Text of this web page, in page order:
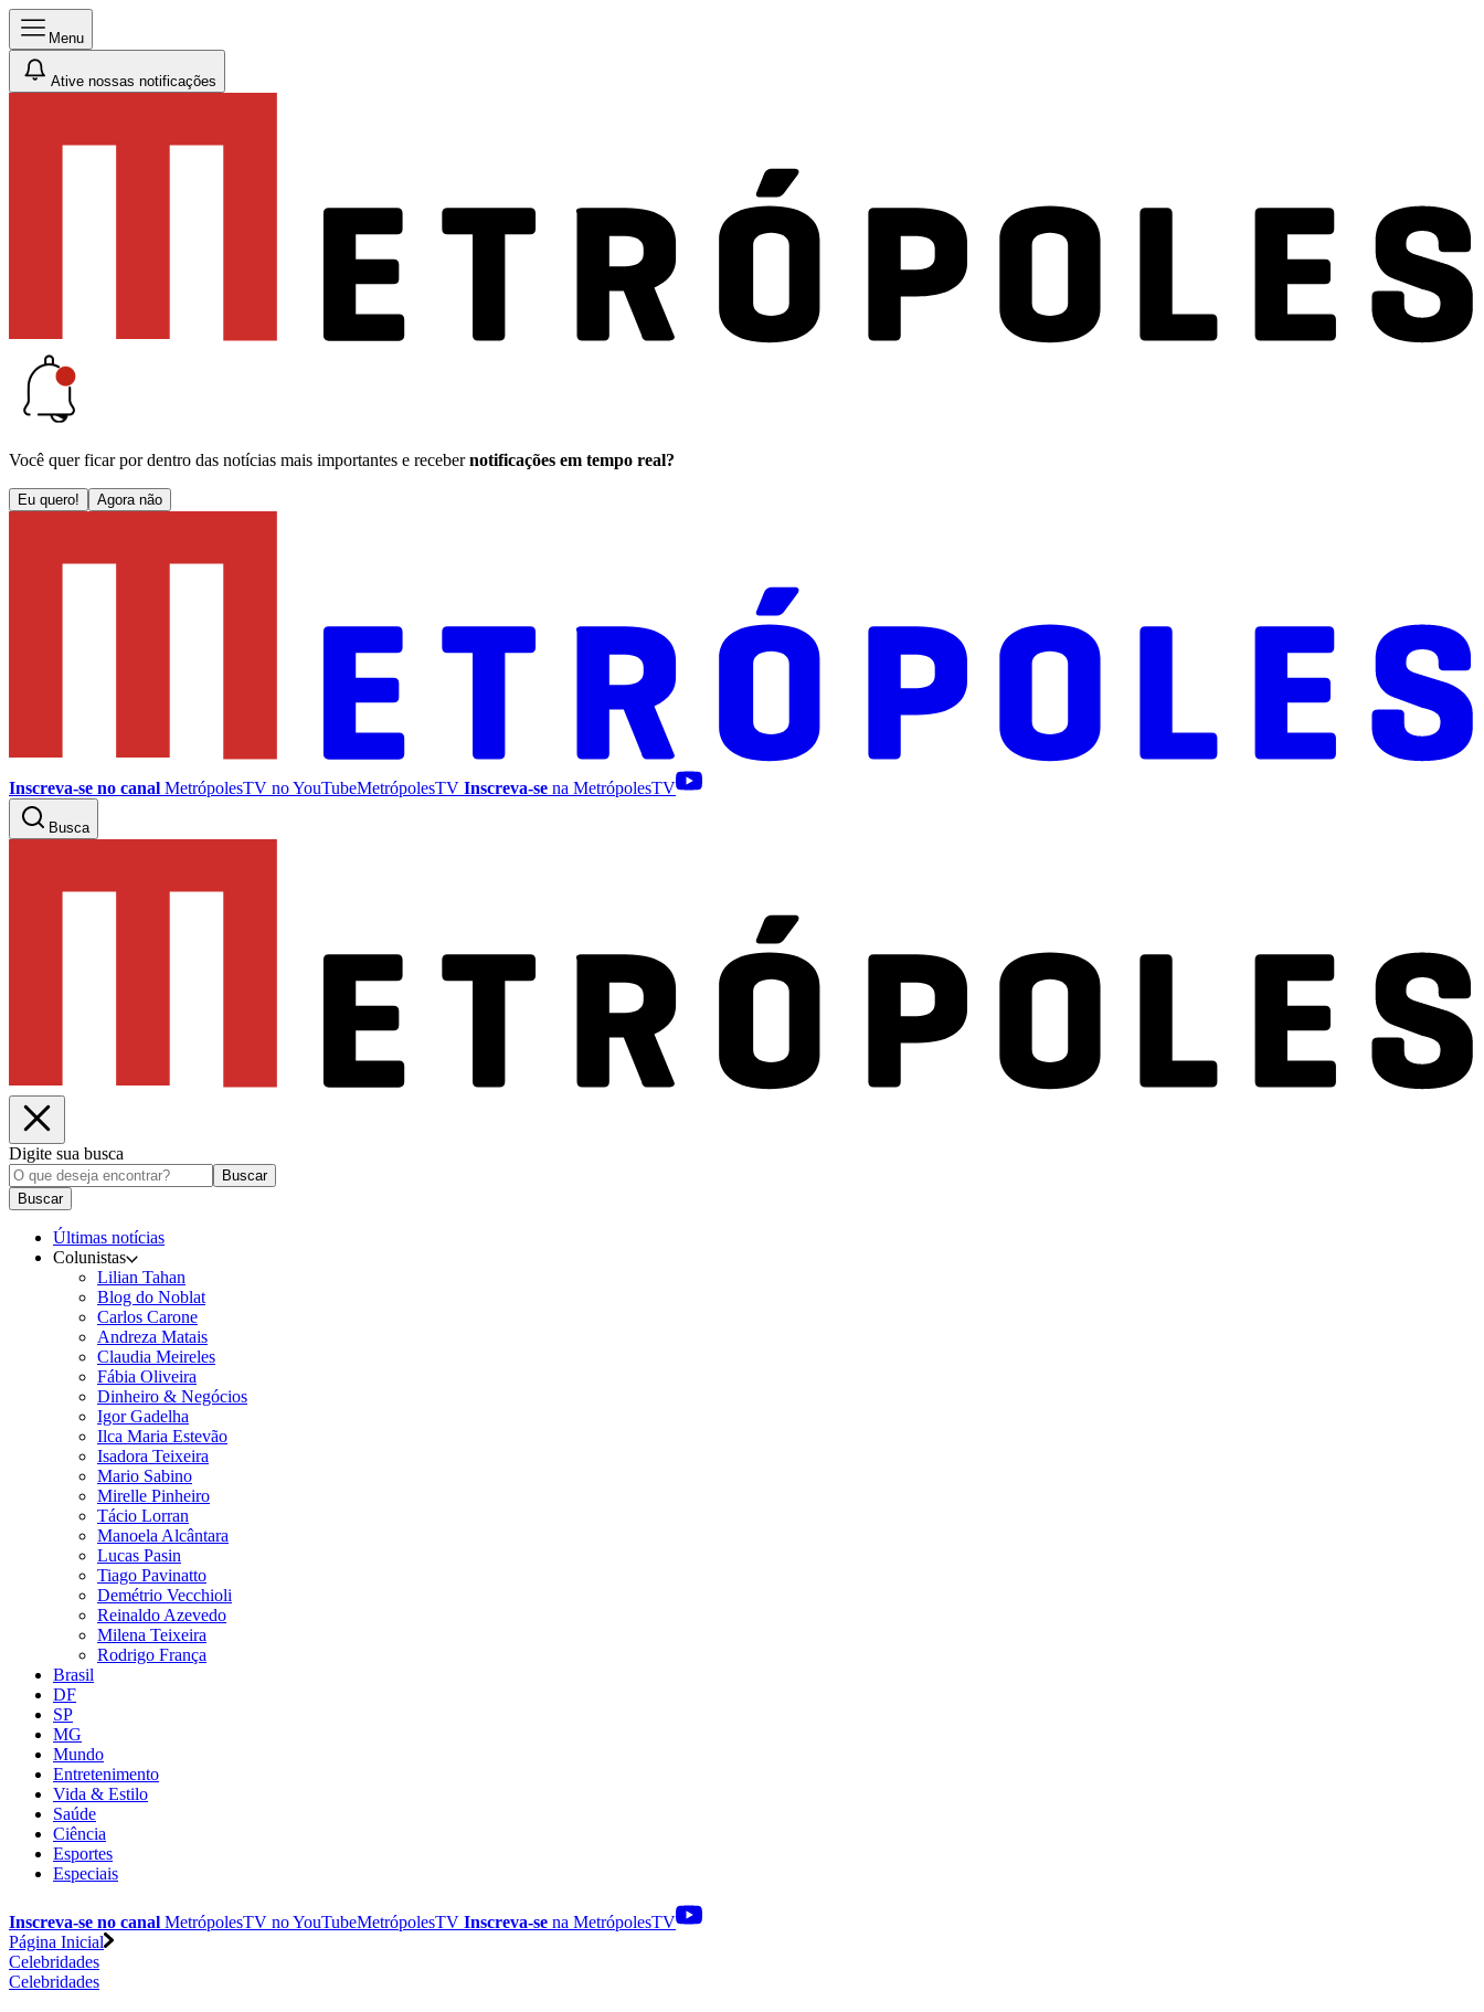
Menu
Ative nossas notificações
Você quer ficar por dentro das notícias mais importantes e receber notificações em tempo real?
Eu quero! Agora não
Inscreva-se no canal MetrópolesTV noYouTubeMetrópolesTV Inscreva-se na MetrópolesTV
Busca
Digite sua busca
Buscar
Buscar
Últimas notícias
Colunistas
Lilian Tahan
Blog do Noblat
Carlos Carone
Andreza Matais
Claudia Meireles
Fábia Oliveira
Dinheiro & Negócios
Igor Gadelha
Ilca Maria Estevão
Isadora Teixeira
Mario Sabino
Mirelle Pinheiro
Tácio Lorran
Manoela Alcântara
Lucas Pasin
Tiago Pavinatto
Demétrio Vecchioli
Reinaldo Azevedo
Milena Teixeira
Rodrigo França
Brasil
DF
SP
MG
Mundo
Entretenimento
Vida & Estilo
Saúde
Ciência
Esportes
Especiais
Inscreva-se no canal MetrópolesTV noYouTubeMetrópolesTV Inscreva-se na MetrópolesTV
Página Inicial
Celebridades
Celebridades